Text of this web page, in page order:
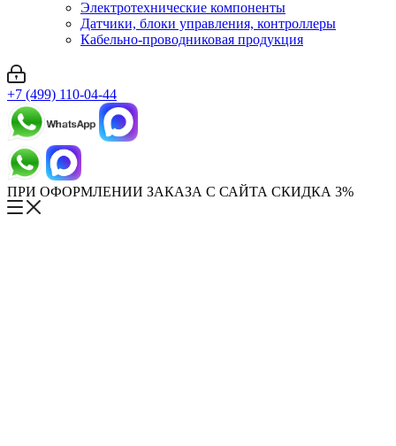
Электротехнические компоненты
Датчики, блоки управления, контроллеры
Кабельно-проводниковая продукция
+7 (499) 110-04-44
ПРИ ОФОРМЛЕНИИ ЗАКАЗА С САЙТА СКИДКА 3%